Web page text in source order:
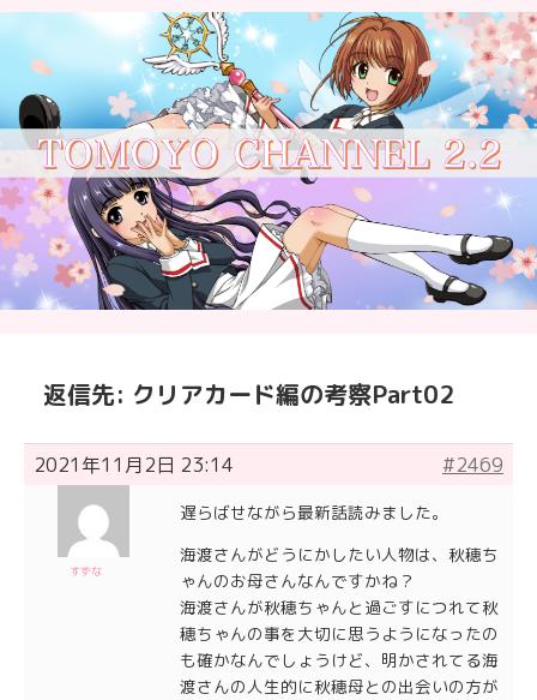
返信先: クリアカード編の考察Part02
2021年11月2日 23:14 #2469
すずな
遅らばせながら最新話読みました。
海渡さんがどうにかしたい人物は、秋穂ち
ゃんのお母さんなんですかね？
海渡さんが秋穂ちゃんと過ごすにつれて秋
穂ちゃんの事を大切に思うようになったの
も確かなんでしょうけど、明かされてる海
渡さんの人生的に秋穂母との出会いの方が